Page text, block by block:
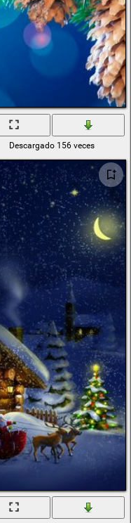
Descargado 156 veces